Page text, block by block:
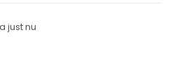
just nu